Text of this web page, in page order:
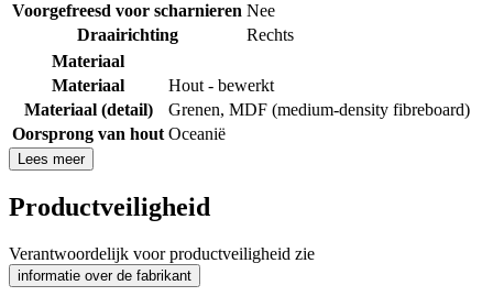
Voorgefreesd voor scharnieren Nee
Draairichting
Rechts
Materiaal
Materiaal
Hout - bewerkt
Materiaal (detail)
Grenen, MDF (medium-density fibreboard)
Oorsprong van hout Oceanië
Lees meer
Productveiligheid
Verantwoordelijk voor productveiligheid zie
informatie over de fabrikant